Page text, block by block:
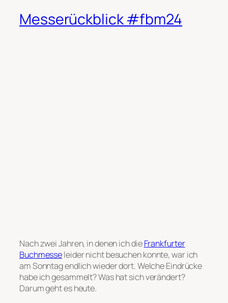
Messerückblick #fbm24
Nach zwei Jahren, in denen ich dieFrankfurter
Buchmesseleider nicht besuchen konnte, war ich
am Sonntag endlich wieder dort. Welche Eindrücke
habe ich gesammelt? Was hat sich verändert?
Darum geht es heute.